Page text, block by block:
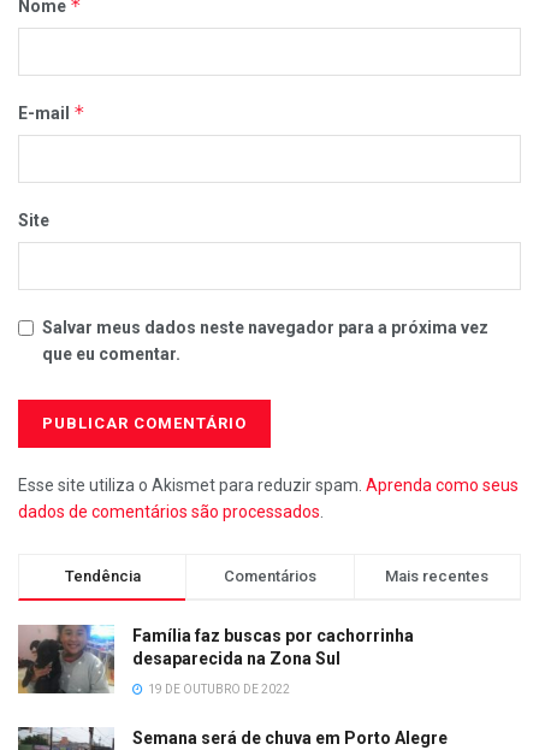
Nome *
E-mail *
Site
Salvar meus dados neste navegador para a próxima vez
que eu comentar.
Esse site utiliza o Akismet para reduzir spam. Aprenda como seus
dados de comentários são processados
Tendência Comentários Mais recentes
Família faz buscas por cachorrinha
desaparecida na Zona Sul
19 DE OUTUBRO DE 2022
Semana será de chuva em Porto Alegre